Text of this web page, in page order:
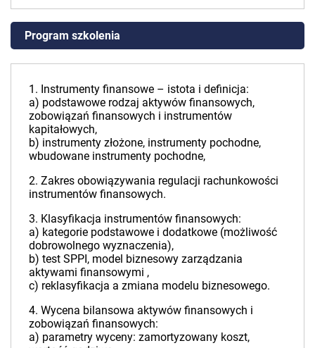
Program szkolenia
1. Instrumenty finansowe – istota i definicja:
a) podstawowe rodzaj aktywów finansowych,
zobowiązań finansowych i instrumentów
kapitałowych,
b) instrumenty złożone, instrumenty pochodne,
wbudowane instrumenty pochodne,
2. Zakres obowiązywania regulacji rachunkowości
instrumentów finansowych.
3. Klasyfikacja instrumentów finansowych:
a) kategorie podstawowe i dodatkowe (możliwość
dobrowolnego wyznaczenia),
b) test SPPI, model biznesowy zarządzania
aktywami finansowymi ,
c) reklasyfikacja a zmiana modelu biznesowego.
4. Wycena bilansowa aktywów finansowych i
zobowiązań finansowych:
a) parametry wyceny: zamortyzowany koszt,